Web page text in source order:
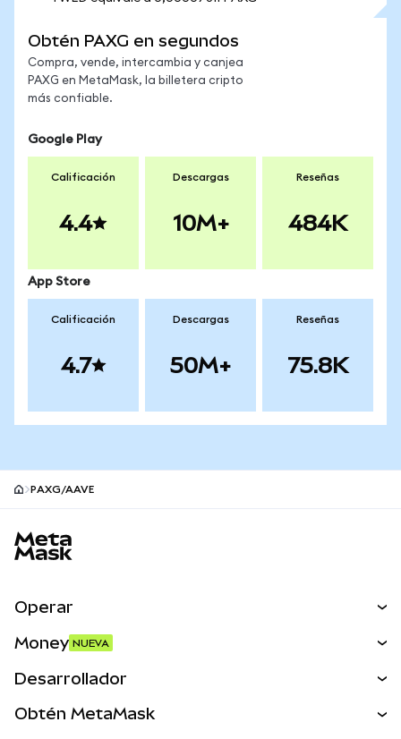
Obtén PAXG en segundos
Compra, vende, intercambia y canjea
PAXG en MetaMask, la billetera cripto
más confiable.
Google Play
Calificación
4.4
Descargas
10M+
Reseñas
484K
App Store
Calificación
4.7
Descargas
50M+
Reseñas
75.8K
PAXG/AAVE
Operar
Activos del mundo real
Money NUEVA
Desarrollador
Obtén MetaMask